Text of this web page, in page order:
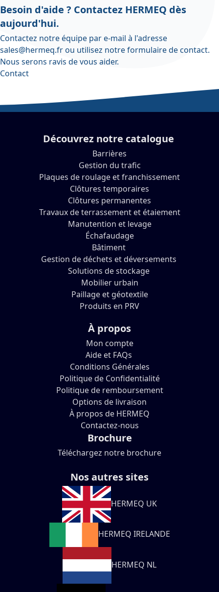
Besoin d'aide ? Contactez HERMEQ dès
aujourd'hui.
Contactez notre équipe par e-mail à l'adresse
sales@hermeq.frou utilisez notreformulaire de contact.
Nous serons ravis de vous aider.
Contact
Découvrez notre catalogue
Barrières
Gestion du trafic
Plaques de roulage et franchissement
Clôtures temporaires
Clôtures permanentes
Travaux de terrassement et étaiement
Manutention et levage
Échafaudage
Bâtiment
Gestion de déchets et déversements
Solutions de stockage
Mobilier urbain
Paillage et géotextile
Produits en PRV
À propos
Mon compte
Aide et FAQs
Conditions Générales
Politique de Confidentialité
Politique de remboursement
Options de livraison
À propos de HERMEQ
Contactez-nous
Brochure
Téléchargez notre brochure
Nos autres sites
HERMEQ UK
HERMEQ IRELANDE
HERMEQ NL